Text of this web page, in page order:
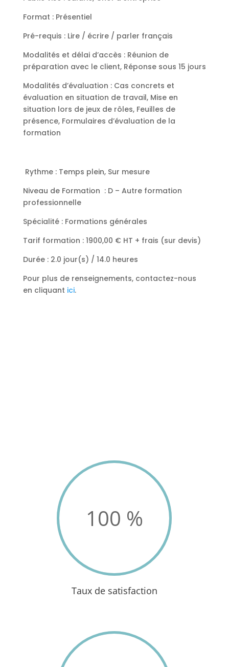
Format : Présentiel
Pré-requis : Lire / écrire / parler français
Modalités et délai d’accès : Réunion de
préparation avec le client, Réponse sous 15 jours
Modalités d’évaluation : Cas concrets et
évaluation en situation de travail, Mise en
situation lors de jeux de rôles, Feuilles de
présence, Formulaires d’évaluation de la
formation
Rythme : Temps plein, Sur mesure
Niveau de Formation : D – Autre formation
professionnelle
Spécialité : Formations générales
Tarif formation : 1900,00 € HT + frais (sur devis)
Durée : 2.0 jour(s) / 14.0 heures
Pour plus de renseignements, contactez-nous
en cliquant ici.
100 %
Taux de satisfaction